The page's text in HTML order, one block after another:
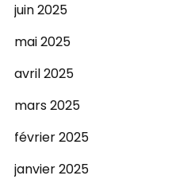
juin 2025
mai 2025
avril 2025
mars 2025
février 2025
janvier 2025